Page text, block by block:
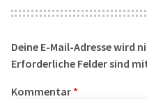
Deine E-Mail-Adresse wird
Erforderliche Felder sind
Kommentar *